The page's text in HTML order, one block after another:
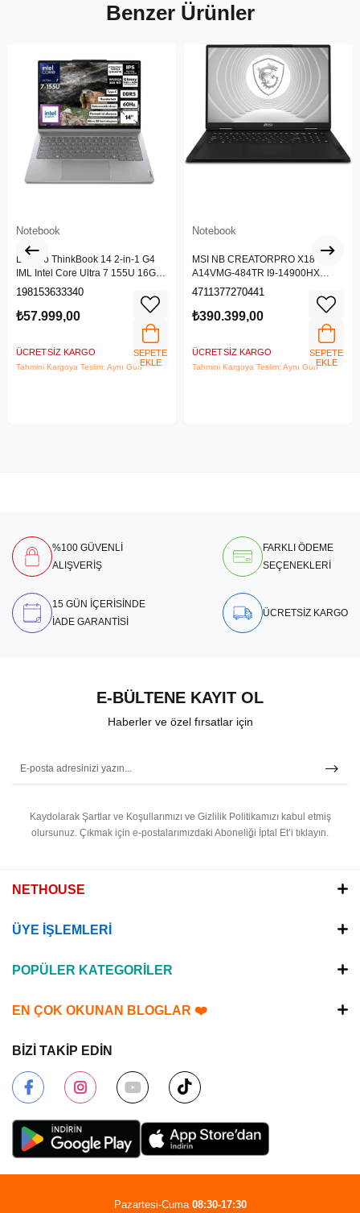
Benzer Ürünler
Notebook
Lenovo ThinkBook 14 2-in-1 G4
IML Intel Core Ultra 7 155U 16GB
512GB SSD 14" WUXGA IPS
Panel Freedos Dokunmatik Ekran
Laptop 21MX002VTR
198153633340
₺57.999,00
ÜCRETSIZ KARGO
Tahmini Kargoya Teslim: Aynı Gün
SEPETE
EKLE
Notebook
MSI NB CREATORPRO X18 HX
A14VMG-484TR I9-14900HX
128GB DDR5 RTX5000 ADA
GDDR6 16GB 4TB SSD 18.0
UHD+
4711377270441
₺390.399,00
ÜCRETSIZ KARGO
Tahmini Kargoya Teslim: Aynı Gün
SEPETE
EKLE
%100 GÜVENLİ
ALIŞVERİŞ
FARKLI ÖDEME
SEÇENEKLERİ
15 GÜN İÇERİSİNDE
İADE GARANTİSİ
ÜCRETSİZ KARGO
E-BÜLTENE KAYIT OL
Haberler ve özel fırsatlar için
Kaydolarak Şartlar ve Koşullarımızı ve Gizlilik Politikamızı kabul etmiş
olursunuz. Çıkmak için e-postalarımızdaki Aboneliği İptal Et’i tıklayın.
NETHOUSE
ÜYE İŞLEMLERİ
POPÜLER KATEGORİLER
EN ÇOK OKUNAN BLOGLAR ❤️
BİZİ TAKİP EDİN
Pazartesi-Cuma 08:30-17:30